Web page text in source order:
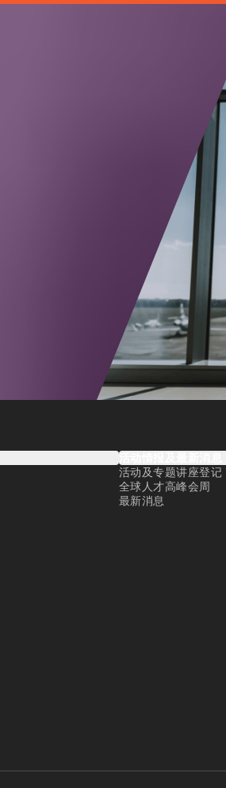
活动情报及最新消息
活动及专题讲座登记
全球人才高峰会周
最新消息